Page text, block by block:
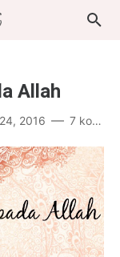
Allah
2016 7 komentar